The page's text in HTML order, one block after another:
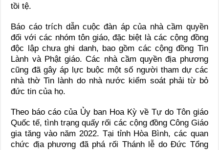
tồi tệ.
Báo cáo trích dẫn cuộc đàn áp của nhà cầm quyền
đối với các nhóm tôn giáo, đặc biệt là các cộng đồng
độc lập chưa ghi danh, bao gồm các cộng đồng Tin
Lành và Phật giáo. Các nhà cầm quyền địa phương
cũng đã gây áp lực buộc một số người tham dự các
nhà thờ Tin lành do nhà nước kiểm soát phải từ bỏ
đức tin của họ.
Theo báo cáo của Ủy ban Hoa Kỳ về Tự do Tôn giáo
Quốc tế, tình trạng quấy rối các cộng đồng Công Giáo
gia tăng vào năm 2022. Tại tỉnh Hòa Bình, các quan
chức địa phương đã phá rối Thánh lễ do Đức Tổng